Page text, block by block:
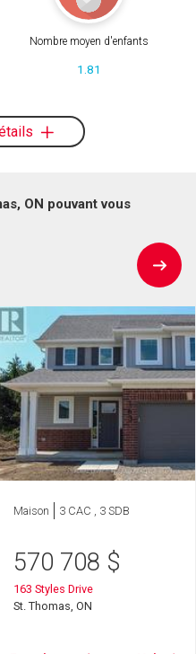
Nombre moyen d'enfants
1.81
ON pouvant vous
Maison 3 CAC , 3 SDB
570 708 $
163 Styles Drive
St. Thomas, ON